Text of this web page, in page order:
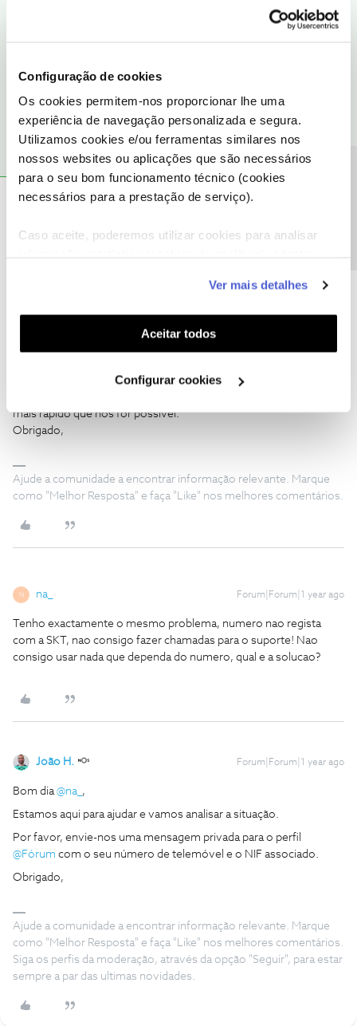
Configuração de cookies
Os cookies permitem-nos proporcionar lhe uma
experiência de navegação personalizada e segura.
Utilizamos cookies e/ou ferramentas similares nos
nossos websites ou aplicações que são necessários
para o seu bom funcionamento técnico (cookies
necessários para a prestação de serviço).
Caso aceite, poderemos utilizar cookies para analisar
funcionalidades (cookies de personalização e
funcionalidade) e adaptar anúncios aos seus interesses
(cookies de publicidade personalizada). Pode gerir a
utilização dos cookies clicando em "Configurar
Ver mais detalhes
Aceitar todos
Configurar cookies
Por favor, envie-nos uma mensagem privada com o seu número
de telemóvel e número de contribuinte para o perfil@Fórum.
como "Melhor Resposta" e faça "Like" nos melhores comentários.
Wilson santos AUTOR Forum|Forum|1 year ago
Muito obrigado. Mensagem enviada !
Muito obrigado pela cooperação, @Wilson santos
mais rápido que nos for possível.
Obrigado,
Ajude a comunidade a encontrar informação relevante. Marque
como "Melhor Resposta" e faça "Like" nos melhores comentários.
N na_ Forum|Forum|1 year ago
Tenho exactamente o mesmo problema, numero nao regista
com a SKT, nao consigo fazer chamadas para o suporte! Nao
consigo usar nada que dependa do numero, qual e a solucao?
João H. Forum|Forum|1 year ago
Bom dia ​@na_ ,
Estamos aqui para ajudar e vamos analisar a situação.
Por favor, envie-nos uma mensagem privada para o perfil ​
@Fórum com o seu número de telemóvel e o NIF associado.
Obrigado,
Ajude a comunidade a encontrar informação relevante. Marque
como "Melhor Resposta" e faça "Like" nos melhores comentários.
Siga os perfis da moderação, através da opção "Seguir", para estar
sempre a par das ultimas novidades.